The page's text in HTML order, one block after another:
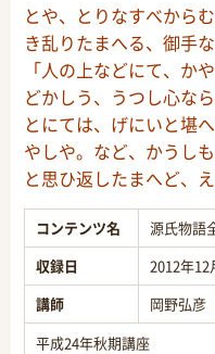
とや、とりなすべから
き乱りたまへる、御手
「人の上などにて、か
どかしう、うつし心な
とにては、げにいと堪
やしや。など、かうし
と思ひ返したまへど、
コンテンツ名
源氏物語
収録日
2012年12
講師
岡野弘彦
平成24年秋期講座